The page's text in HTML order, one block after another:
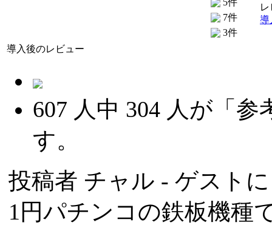
7件
3件
導
導入後のレビュー
607 人中 304 人が「参
す。
投稿者 チャル - ゲスト
1円パチンコの鉄板機種